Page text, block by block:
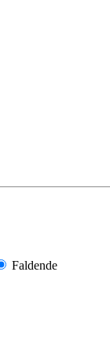
Faldende